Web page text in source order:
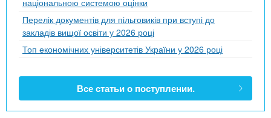
Перелік документів для пільговиків при вступі до
закладів вищої освіти у 2026 році
Топ економічних університетів України у 2026 році
Все статьи о поступлении.